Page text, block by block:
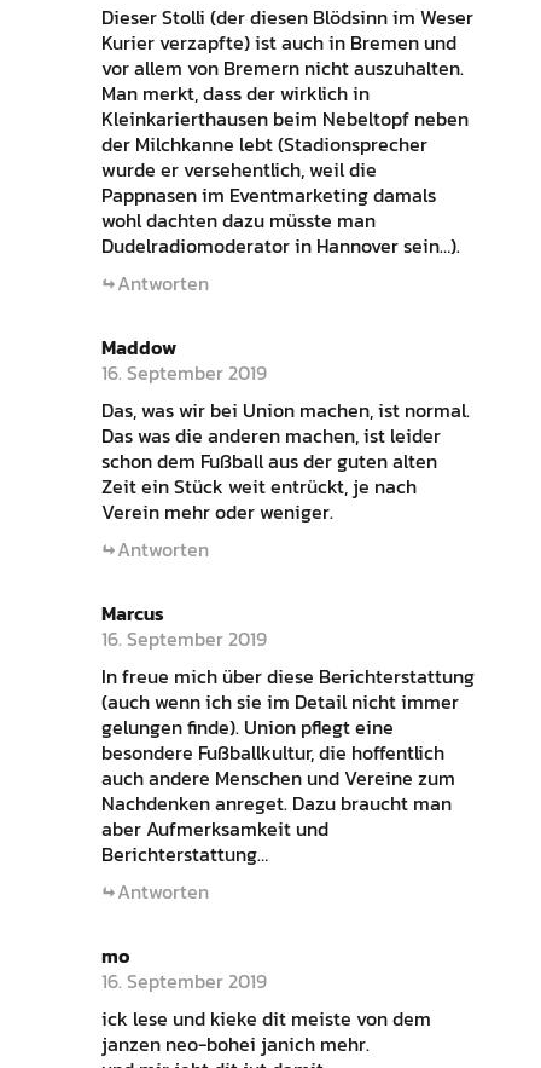
Dieser Stolli (der diesen Blödsinn im Weser
Kurier verzapfte) ist auch in Bremen und
vor allem von Bremern nicht auszuhalten.
Man merkt, dass der wirklich in
Kleinkarierthausen beim Nebeltopf neben
der Milchkanne lebt (Stadionsprecher
wurde er versehentlich, weil die
Pappnasen im Eventmarketing damals
wohl dachten dazu müsste man
Dudelradiomoderator in Hannover sein…).
Antworten
Maddow
16. September 2019
Das, was wir bei Union machen, ist normal.
Das was die anderen machen, ist leider
schon dem Fußball aus der guten alten
Zeit ein Stück weit entrückt, je nach
Verein mehr oder weniger.
Antworten
Marcus
16. September 2019
In freue mich über diese Berichterstattung
(auch wenn ich sie im Detail nicht immer
gelungen finde). Union pflegt eine
besondere Fußballkultur, die hoffentlich
auch andere Menschen und Vereine zum
Nachdenken anreget. Dazu braucht man
aber Aufmerksamkeit und
Berichterstattung…
Antworten
mo
16. September 2019
ick lese und kieke dit meiste von dem
janzen neo-bohei janich mehr.